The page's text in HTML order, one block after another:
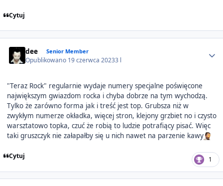
Cytuj
dee Senior Member
Opublikowano 19 czerwca 20233 l
"Teraz Rock" regularnie wydaje numery specjalne poświęcone
największym gwiazdom rocka i chyba dobrze na tym wychodzą.
Tylko że zarówno forma jak i treść jest top. Grubsza niż w
zwykłym numerze okładka, więcej stron, klejony grzbiet no i czysto
warsztatowo topka, czuć że robią to ludzie potrafiący pisać. Więc
taki gruszczyk nie załapałby się u nich nawet na parzenie kawy
Cytuj 1